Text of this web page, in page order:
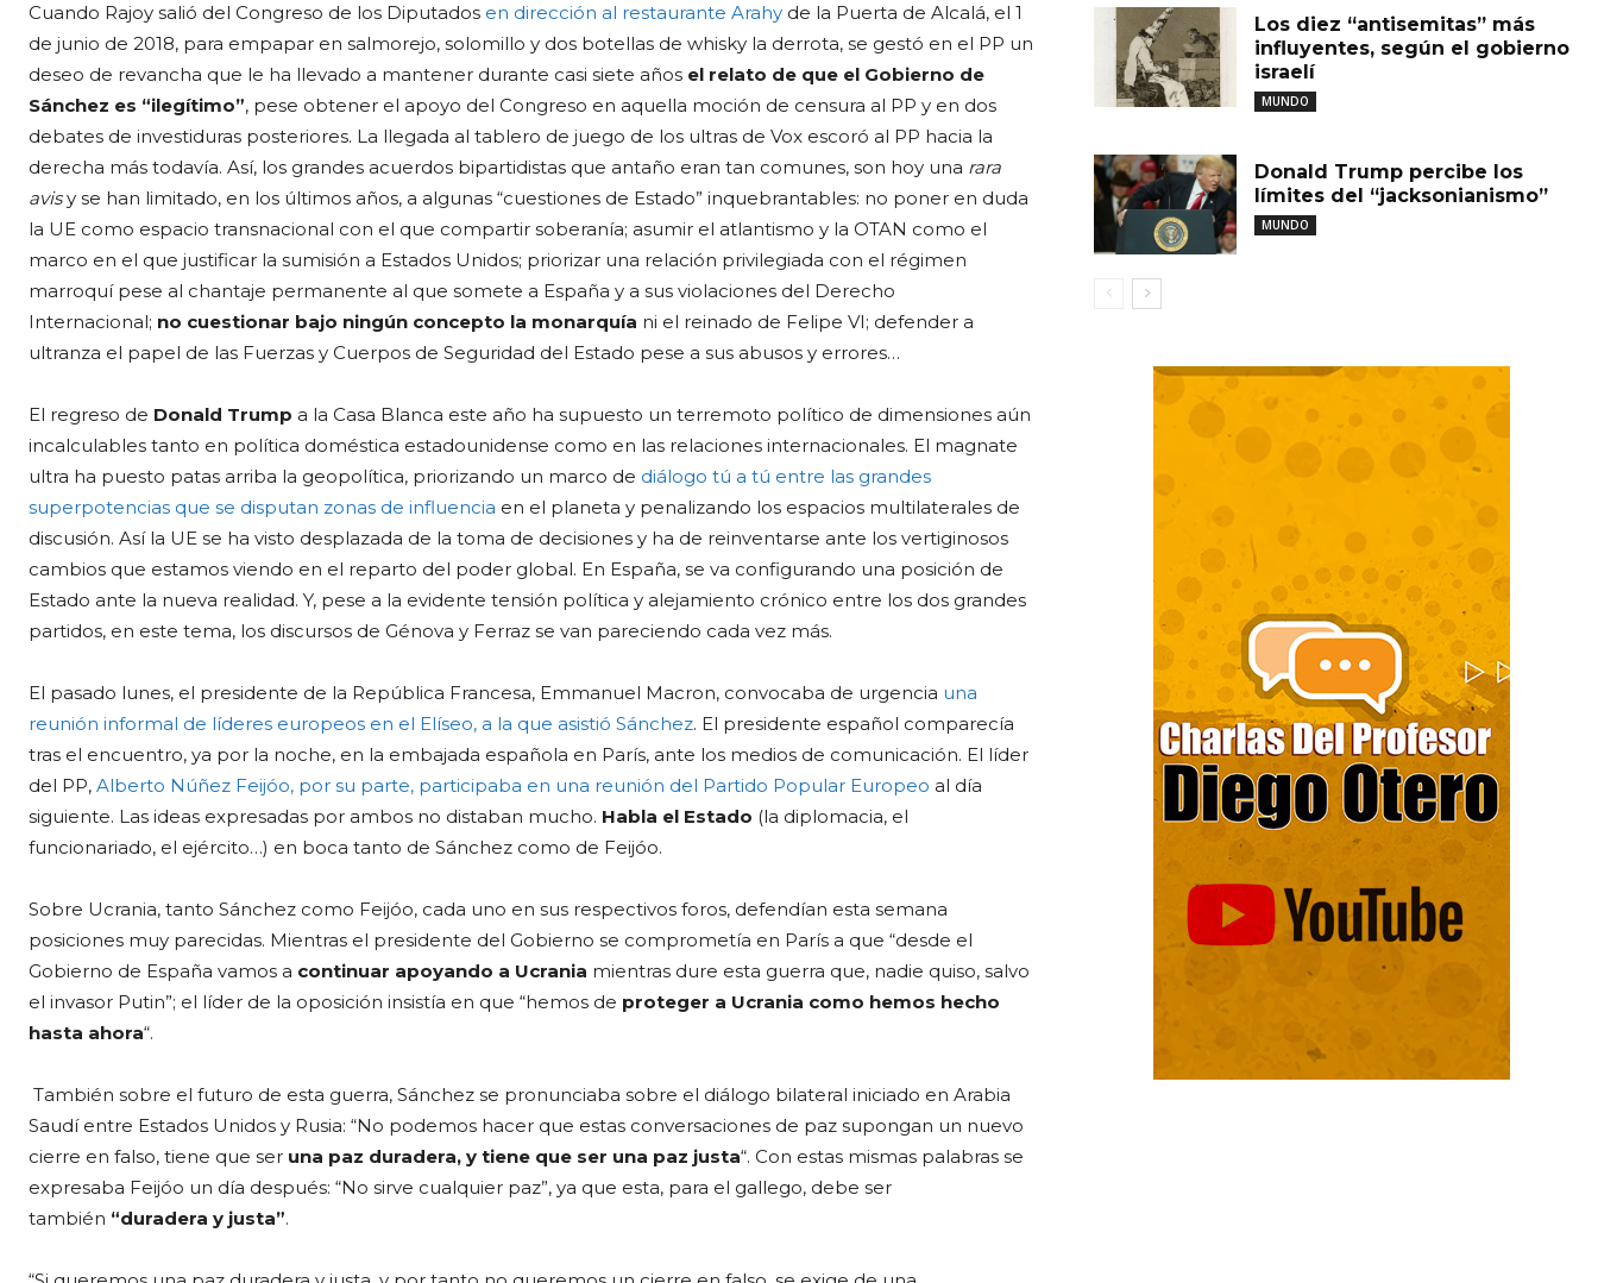
Cuando Rajoy salió del Congreso de los Diputados en dirección al restaurante Arahy de la Puerta de Alcalá, el 1
de junio de 2018, para empapar en salmorejo, solomillo y dos botellas de whisky la derrota, se gestó en el PP un
deseo de revancha que le ha llevado a mantener durante casi siete años el relato de que el Gobierno de
Sánchez es “ilegítimo”, pese obtener el apoyo del Congreso en aquella moción de censura al PP y en dos
debates de investiduras posteriores. La llegada al tablero de juego de los ultras de Vox escoró al PP hacia la
derecha más todavía. Así, los grandes acuerdos bipartidistas que antaño eran tan comunes, son hoy una rara
avisy se han limitado, en los últimos años, a algunas “cuestiones de Estado” inquebrantables: no poner en duda
la UE como espacio transnacional con el que compartir soberanía; asumir el atlantismo y la OTAN como el
marco en el que justificar la sumisión a Estados Unidos; priorizar una relación privilegiada con el régimen
marroquí pese al chantaje permanente al que somete a España y a sus violaciones del Derecho
Internacional; no cuestionar bajo ningún concepto la monarquía ni el reinado de Felipe VI; defender a
ultranza el papel de las Fuerzas y Cuerpos de Seguridad del Estado pese a sus abusos y errores…
El regreso de Donald Trump a la Casa Blanca este año ha supuesto un terremoto político de dimensiones aún
incalculables tanto en política doméstica estadounidense como en las relaciones internacionales. El magnate
ultra ha puesto patas arriba la geopolítica, priorizando un marco de diálogo tú a tú entre las grandes
superpotencias que se disputan zonas de influencia en el planeta y penalizando los espacios multilaterales de
discusión. Así la UE se ha visto desplazada de la toma de decisiones y ha de reinventarse ante los vertiginosos
cambios que estamos viendo en el reparto del poder global. En España, se va configurando una posición de
Estado ante la nueva realidad. Y, pese a la evidente tensión política y alejamiento crónico entre los dos grandes
partidos, en este tema, los discursos de Génova y Ferraz se van pareciendo cada vez más.
El pasado lunes, el presidente de la República Francesa, Emmanuel Macron, convocaba de urgencia una
reunión informal de líderes europeos en el Elíseo, a la que asistió Sánchez. El presidente español comparecía
tras el encuentro, ya por la noche, en la embajada española en París, ante los medios de comunicación. El líder
del PP, Alberto Núñez Feijóo, por su parte, participaba en una reunión del Partido Popular Europeo al día
siguiente. Las ideas expresadas por ambos no distaban mucho. Habla el Estado (la diplomacia, el
funcionariado, el ejército…) en boca tanto de Sánchez como de Feijóo.
Sobre Ucrania, tanto Sánchez como Feijóo, cada uno en sus respectivos foros, defendían esta semana
posiciones muy parecidas. Mientras el presidente del Gobierno se comprometía en París a que “desde el
Gobierno de España vamos a continuar apoyando a Ucrania mientras dure esta guerra que, nadie quiso, salvo
el invasor Putin”; el líder de la oposición insistía en que “hemos de proteger a Ucrania como hemos hecho
hasta ahora“.
También sobre el futuro de esta guerra, Sánchez se pronunciaba sobre el diálogo bilateral iniciado en Arabia
Saudí entre Estados Unidos y Rusia: “No podemos hacer que estas conversaciones de paz supongan un nuevo
cierre en falso, tiene que ser una paz duradera, y tiene que ser una paz justa“. Con estas mismas palabras se
expresaba Feijóo un día después: “No sirve cualquier paz”, ya que esta, para el gallego, debe ser
también “duradera y justa”.
Los diez “antisemitas” más
influyentes, según el gobierno
israelí
MUNDO
Donald Trump percibe los
límites del “jacksonianismo”
MUNDO